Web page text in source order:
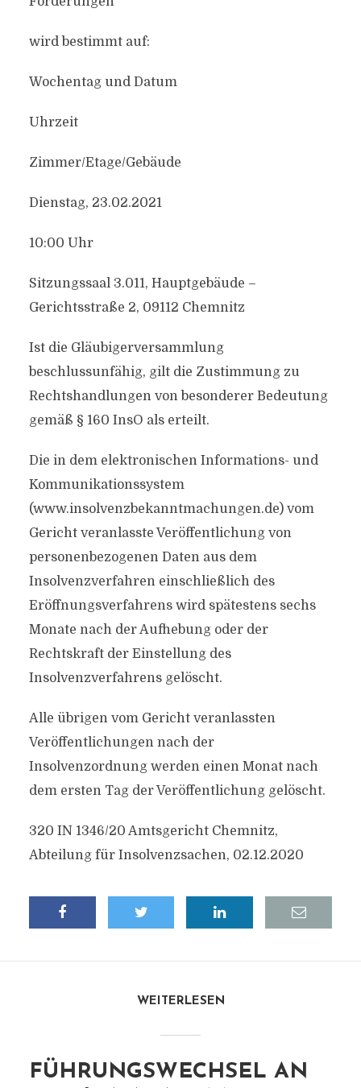
wird bestimmt auf:
Wochentag und Datum
Uhrzeit
Zimmer/Etage/Gebäude
Dienstag, 23.02.2021
10:00 Uhr
Sitzungssaal 3.011, Hauptgebäude –
Gerichtsstraße 2, 09112 Chemnitz
Ist die Gläubigerversammlung
beschlussunfähig, gilt die Zustimmung zu
Rechtshandlungen von besonderer Bedeutung
gemäß § 160 InsO als erteilt.
Die in dem elektronischen Informations- und
Kommunikationssystem
(www.insolvenzbekanntmachungen.de) vom
Gericht veranlasste Veröffentlichung von
personenbezogenen Daten aus dem
Insolvenzverfahren einschließlich des
Eröffnungsverfahrens wird spätestens sechs
Monate nach der Aufhebung oder der
Rechtskraft der Einstellung des
Insolvenzverfahrens gelöscht.
Alle übrigen vom Gericht veranlassten
Veröffentlichungen nach der
Insolvenzordnung werden einen Monat nach
dem ersten Tag der Veröffentlichung gelöscht.
320 IN 1346/20 Amtsgericht Chemnitz,
Abteilung für Insolvenzsachen, 02.12.2020
WEITERLESEN
FÜHRUNGSWECHSEL AN